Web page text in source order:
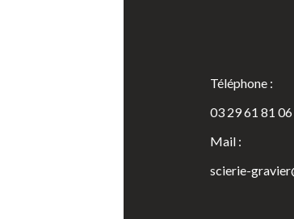
Téléphone :
03 29 61 81 06
Mail :
scierie-